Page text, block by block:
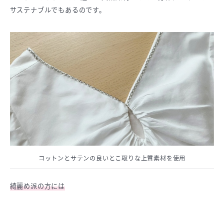
サステナブルでもあるのです。
コットンとサテンの良いとこ取りな上質素材を使用
綺麗め派の方には